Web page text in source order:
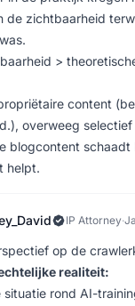
de zichtbaarheid
>
content
overweeg
blogcontent schaadt
helpt.
IP Attorney·
op de
realiteit:
situatie rond AI-